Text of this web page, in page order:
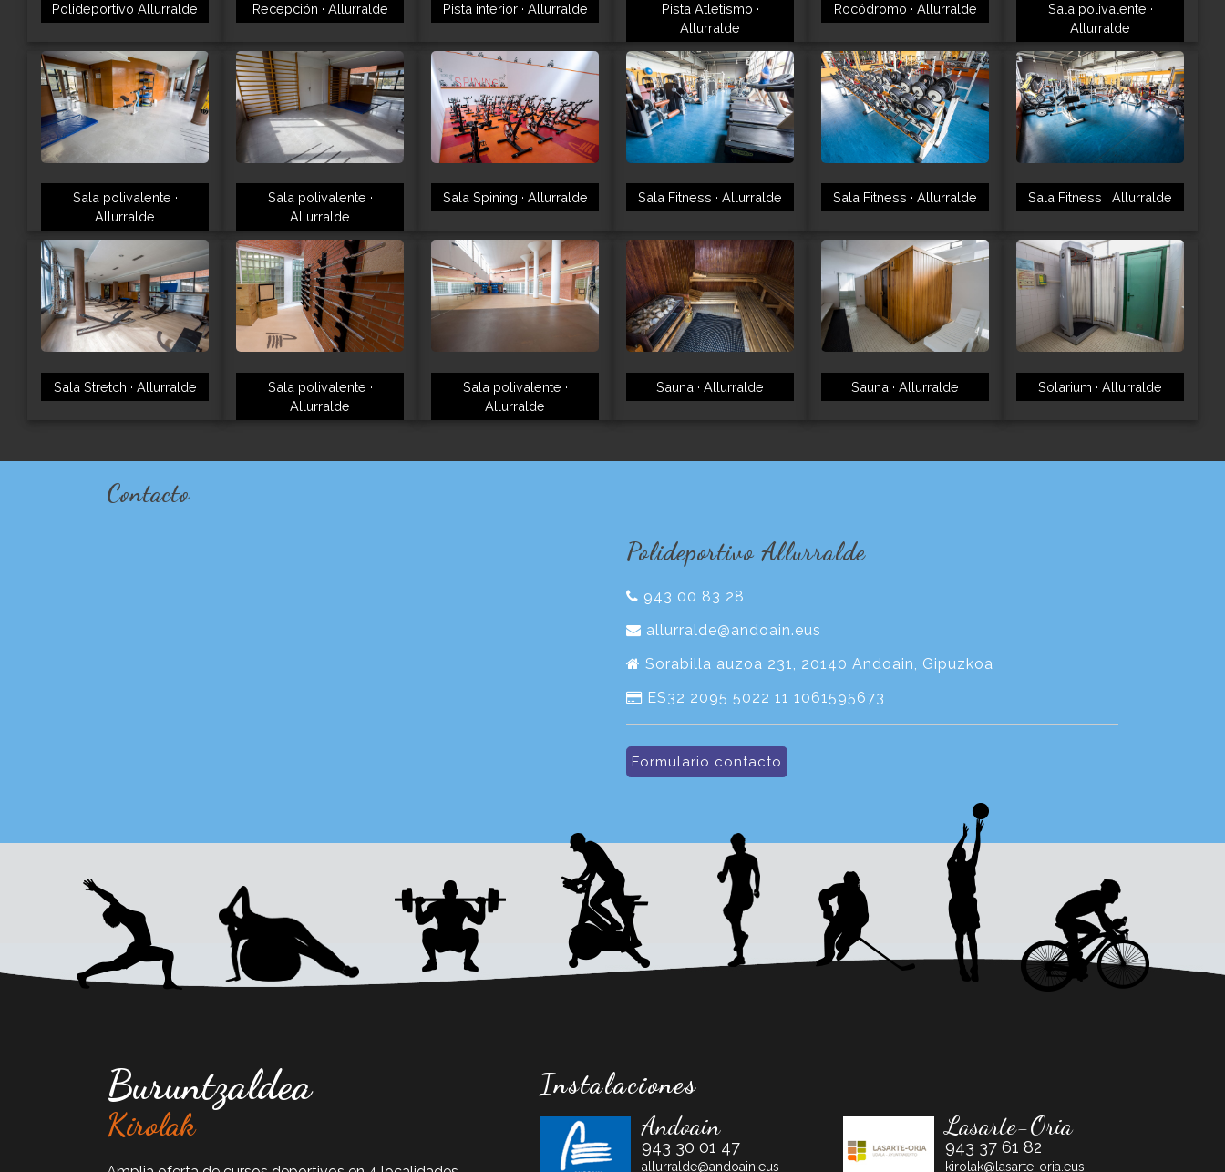
Polideportivo Allurralde Recepción · Allurralde Pista interior · Allurralde
Pista Atletismo ·
Allurralde
Rocódromo · Allurralde
Sala polivalente ·
Allurralde
Sala polivalente ·
Allurralde
Sala polivalente ·
Allurralde
Sala Spining · Allurralde Sala Fitness · Allurralde Sala Fitness · Allurralde Sala Fitness · Allurralde
Sala Stretch · Allurralde
Sala polivalente ·
Allurralde
Sala polivalente ·
Allurralde
Sauna · Allurralde Sauna · Allurralde Solarium · Allurralde
Contacto
Polideportivo Allurralde
943 00 83 28
allurralde@andoain.eus
Sorabilla auzoa 231, 20140 Andoain, Gipuzkoa
ES32 2095 5022 11 1061595673
Formulario contacto
Buruntzaldea
Kirolak
Instalaciones
Andoain
943 30 01 47
allurralde@andoain.eus
Lasarte-Oria
943 37 61 82
kirolak@lasarte-oria.eus